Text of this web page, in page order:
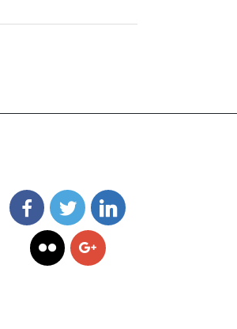
FacebookTwitter